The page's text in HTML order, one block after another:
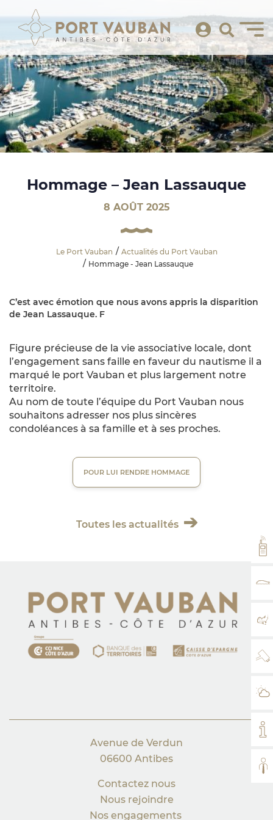
Hommage – Jean Lassauque
8 AOÛT 2025
Le Port Vauban
Actualités du Port Vauban
Hommage - Jean Lassauque
C’est avec émotion que nous avons appris la disparition
de Jean Lassauque. F
Figure précieuse de la vie associative locale, dont
l’engagement sans faille en faveur du nautisme il a
marqué le port Vauban et plus largement notre
territoire.
Au nom de toute l’équipe du Port Vauban nous
souhaitons adresser nos plus sincères
condoléances à sa famille et à ses proches.
POUR LUI RENDRE HOMMAGE
Toutes les actualités
Avenue de Verdun
06600 Antibes
Contactez nous
Nous rejoindre
Nos engagements